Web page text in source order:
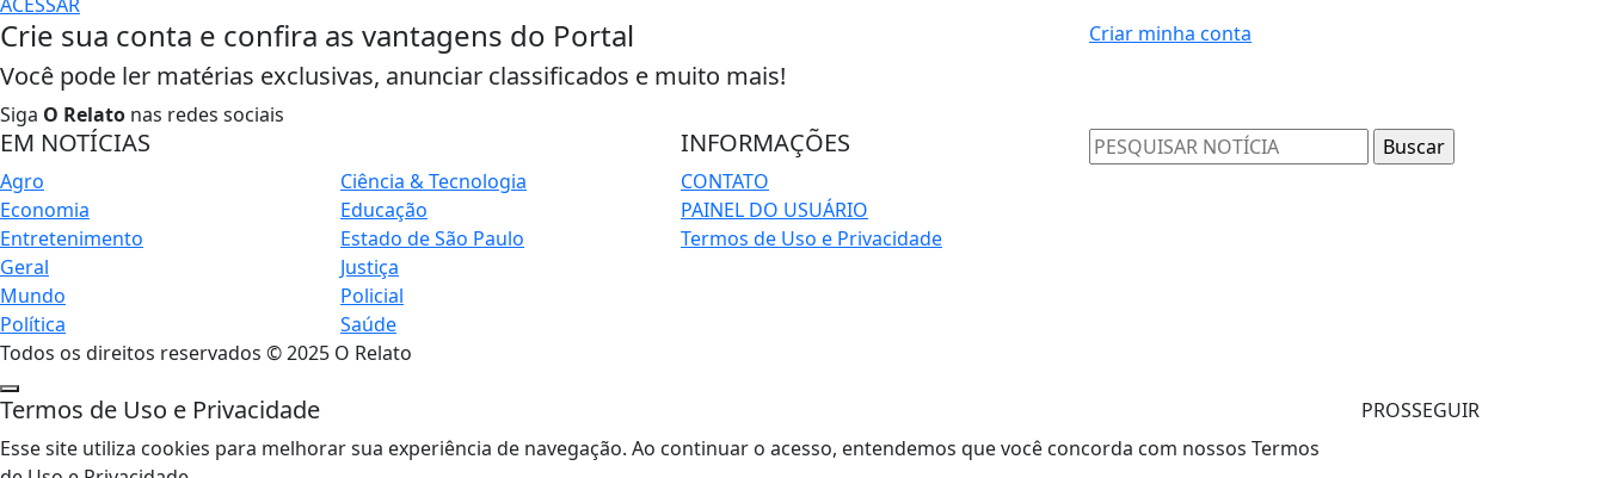
Crie sua conta e confira as vantagens do Portal
Você pode ler matérias exclusivas, anunciar classificados e muito mais!
Criar minha conta
Siga O Relato nas redes sociais
EM NOTÍCIAS
Agro
Ciência & Tecnologia
Economia
Educação
Entretenimento
Estado de São Paulo
Geral
Justiça
Mundo
Policial
Política
Saúde
INFORMAÇÕES
CONTATO
PAINEL DO USUÁRIO
Termos de Uso e Privacidade
Todos os direitos reservados © 2025 O Relato
Termos de Uso e Privacidade
Esse site utiliza cookies para melhorar sua experiência de navegação. Ao continuar o acesso, entendemos que você concorda com nossos Termos
PROSSEGUIR